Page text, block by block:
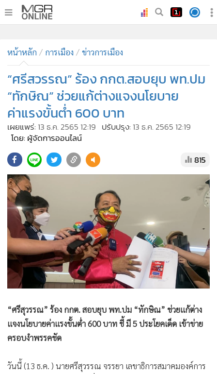
• ทันเหตุการณ์
• ภาคใต้
ภูมิภาค
• Online Section
• บันเทิง
• ผู้จัดการรายวัน
คอลัมนิสต์
• ละคร
• CbizReview
• Cyber BIZ
• ผู้จัดกวน
Good health & Well-being
•
Green Innovation & SD
• Management & HR
• MGR Live
•
Infographic
• ท่องเที่ยว
• กีฬา
• ต่างประเทศ
• เศรษฐกิจ-ธุรกิจ
หน้าหลัก การเมือง ข่าวการเมือง
“ศรีสวรรณ” ร้อง กกต.สอบยุบ พท.ปม
“ทักษิณ” ช่วยแก้ต่างแจงนโยบาย
ค่าแรงขั้นต่ำ 600 บาท
เผยแพร่: 13 ธ.ค. 2565 12:19 ปรับปรุง: 13 ธ.ค. 2565 12:19
โดย: ผู้จัดการออนไลน์
815
“ศรีสุวรรณ” ร้อง กกต. สอบยุบ พท.ปม “ทักษิณ” ช่วยแก้ต่าง
แจงนโยบายค่าแรงขั้นต่ำ 600 บาท ชี้ มี 5 ประโยคเด็ด เข้าข่าย
ครอบงำพรรคชัด
วันนี้ (13 ธ.ค. ) นายศรีสุวรรณ จรรยา เลขาธิการสมาคมองค์การ